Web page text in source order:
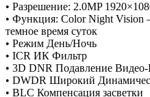
• Разрешение: 2.0MP
• Функция: Color Night Vision
темное время суток
• Режим День/Ночь
• ICR ИК Фильтр
• 3D DNR Подавление
• DWDR Широкий
• BLC Компенсация засветки